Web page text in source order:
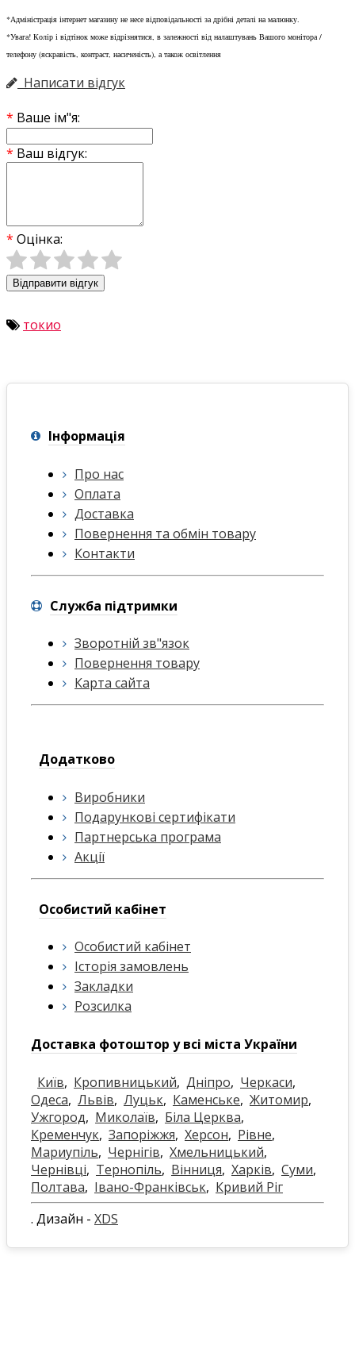
*Адміністрація інтернет магазину не несе відповідальності за дрібні деталі на малюнку.
*Увага! Колір і відтінок може відрізнятися, в залежності від налаштувань Вашого монітора /
телефону (яскравість, контраст, насиченість), а також освітлення
Написати відгук
Ваше ім"я:
Ваш відгук:
Оцінка:
Відправити відгук
токио
Інформація
Про нас
Оплата
Доставка
Повернення та обмін товару
Контакти
Служба підтримки
Зворотній зв"язок
Повернення товару
Карта сайта
Додатково
Виробники
Подарункові сертифікати
Партнерська програма
Акції
Особистий кабінет
Особистий кабінет
Історія замовлень
Закладки
Розсилка
Доставка фотоштор у всі міста України
Київ, Кропивницький, Дніпро, Черкаси,
Одеса, Львів, Луцьк, Каменське, Житомир,
Ужгород, Миколаїв, Біла Церква,
Кременчук, Запоріжжя, Херсон, Рівне,
Мариупіль, Чернігів, Хмельницький,
Чернівці, Тернопіль, Вінниця, Харків, Суми,
Полтава, Івано-Франківськ, Кривий Ріг
. Дизайн - XDS